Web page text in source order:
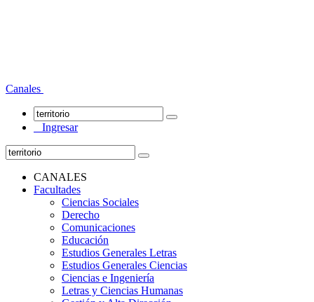
Canales
Ingresar
CANALES
Facultades
Ciencias Sociales
Derecho
Comunicaciones
Educación
Estudios Generales Letras
Estudios Generales Ciencias
Ciencias e Ingeniería
Letras y Ciencias Humanas